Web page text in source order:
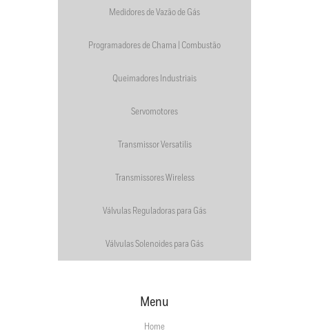
Medidores de Vazão de Gás
Programadores de Chama | Combustão
Queimadores Industriais
Servomotores
Transmissor Versatilis
Transmissores Wireless
Válvulas Reguladoras para Gás
Válvulas Solenoides para Gás
Menu
Home